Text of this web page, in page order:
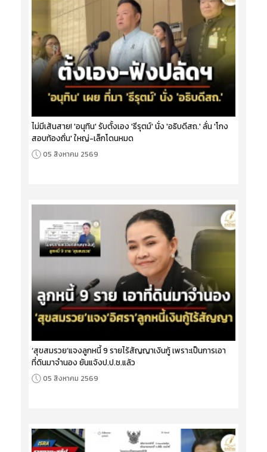
ไม่มีเส้นสาย! 'อนุทิน' รับตั้งเอง 'ธีรุตม์' นั่ง 'อธิบดีสถ.' ลั่น 'โกง
สอบท้องถิ่น' ใหญ่-เล็กโดนหมด
05 สิงหาคม 2569
‘สุขสมรวย’แจงลูกหนี้ 9 รายไร้สัญญาเงินกู้ เพราะเป็นการเอา
ที่ดินมาจำนอง ยันแจ้งป.ป.ช.แล้ว
05 สิงหาคม 2569